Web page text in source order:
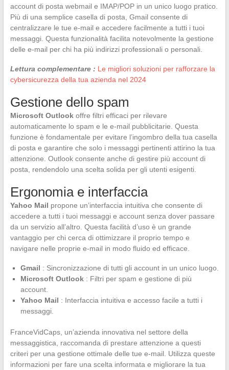
account di posta webmail e IMAP/POP in un unico luogo pratico.
Più di una semplice casella di posta, Gmail consente di
centralizzare le tue e-mail e accedere facilmente a tutti i tuoi
messaggi. Questa funzionalità facilita notevolmente la gestione
delle e-mail per chi ha più indirizzi professionali o personali.
Lettura complementare : Le migliori soluzioni per rafforzare la
cybersicurezza della tua azienda nel 2024
Gestione dello spam
Microsoft Outlookoffre filtri efficaci per rilevare
automaticamente lo spam e le e-mail pubblicitarie. Questa
funzione è fondamentale per evitare l’ingombro della tua casella
di posta e garantire che solo i messaggi pertinenti attirino la tua
attenzione. Outlook consente anche di gestire più account di
posta, rendendolo una scelta solida per gli utenti esigenti.
Ergonomia e interfaccia
Yahoo Mail propone un’interfaccia intuitiva che consente di
accedere a tutti i tuoi messaggi e account senza dover passare
da un servizio all’altro. Questa facilità d’uso è un grande
vantaggio per chi cerca di ottimizzare il proprio tempo e
navigare nelle proprie e-mail in modo fluido ed efficace.
Gmail : Sincronizzazione di tutti gli account in un unico luogo.
Microsoft Outlook: Filtri per spam e gestione di più
account.
Yahoo Mail : Interfaccia intuitiva e accesso facile a tutti i
messaggi.
FranceVidCaps, un’azienda innovativa nel settore della
messaggistica, raccomanda di prestare attenzione a questi
criteri per una gestione ottimale delle tue e-mail. Utilizza queste
informazioni per fare una scelta informata e migliorare la tua